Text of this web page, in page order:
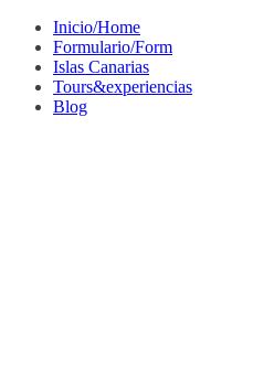
Saltar
contenido
Inicio/Home
Formulario/Form
Islas Canarias
Tours&experiencias
Blog